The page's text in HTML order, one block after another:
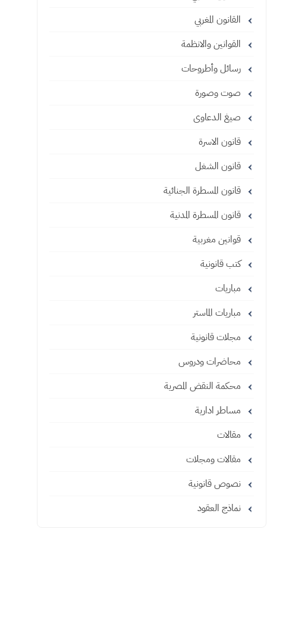
القانون المغربي
القوانين والانظمة
رسائل وأطروحات
صوت وصورة
صيغ الدعاوى
قانون الاسرة
قانون الشغل
قانون المسطرة الجنائية
قانون المسطرة المدنية
قوانين مغربية
كتب قانونية
مباريات
مباريات الماستر
مجلات قانونية
محاضرات ودروس
محكمة النقض المصرية
مساطر ادارية
مقالات
مقالات ومجلات
نصوص قانونية
نماذج العقود